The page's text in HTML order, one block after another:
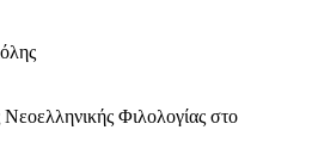
Φιλολογίας στο